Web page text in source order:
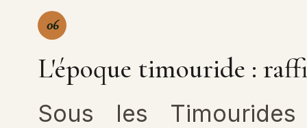
06
L'époque timouride :
Sous les Timourides